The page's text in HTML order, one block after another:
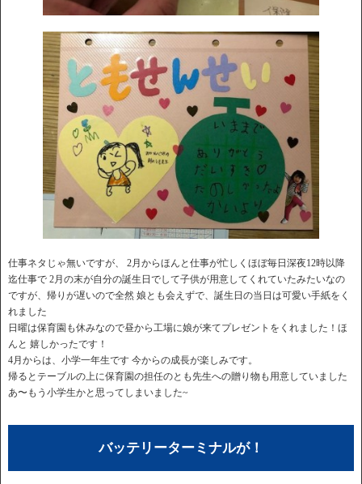
仕事ネタじゃ無いですが、 2月からほんと仕事が忙しくほぼ毎日深夜12時以降
迄仕事で 2月の末が自分の誕生日でして子供が用意してくれていたみたいなの
ですが、帰りが遅いので全然 娘とも会えずで、誕生日の当日は可愛い手紙をく
れました
日曜は保育園も休みなので昼から工場に娘が来てプレゼントをくれました！ほ
んと 嬉しかったです！
4月からは、小学一年生です 今からの成長が楽しみです。
帰るとテーブルの上に保育園の担任のとも先生への贈り物も用意していました
あ〜もう小学生かと思ってしまいました~
バッテリーターミナルが！